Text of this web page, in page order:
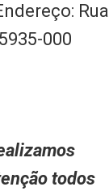
Rua
000
todos